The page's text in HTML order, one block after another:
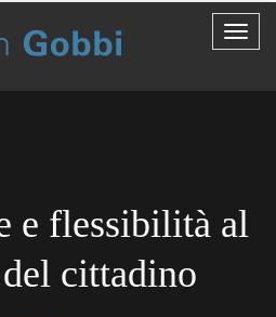
e flessibilità al
cittadino